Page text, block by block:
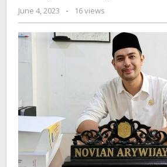
June 4, 2023
by
Jurnalsiber
- 16 views